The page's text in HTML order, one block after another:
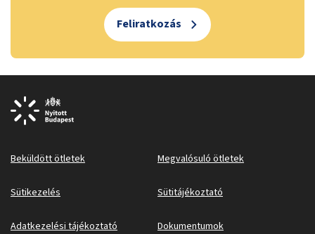
Feliratkozás
Beküldött ötletek Megvalósuló ötletek
Sütikezelés Sütitájékoztató
Adatkezelési tájékoztató Dokumentumok